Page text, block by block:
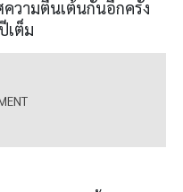
วามตื่นเต้นกันอีกครั้ง
เต็ม